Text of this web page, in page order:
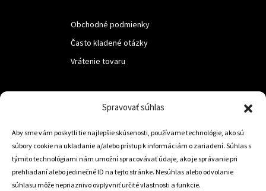
Spravovať súhlas
Aby sme vám poskytli tie najlepšie skúsenosti, používame technológie, ako sú
súbory cookie na ukladanie a/alebo prístup k informáciám o zariadení. Súhlas s
týmito technológiami nám umožní spracovávať údaje, ako je správanie pri
prehliadaní alebo jedinečné ID na tejto stránke. Nesúhlas alebo odvolanie
súhlasu môže nepriaznivo ovplyvniť určité vlastnosti a funkcie.
Obchodné podmienky
Často kladené otázky
Vrátenie tovaru
Trstená 02801